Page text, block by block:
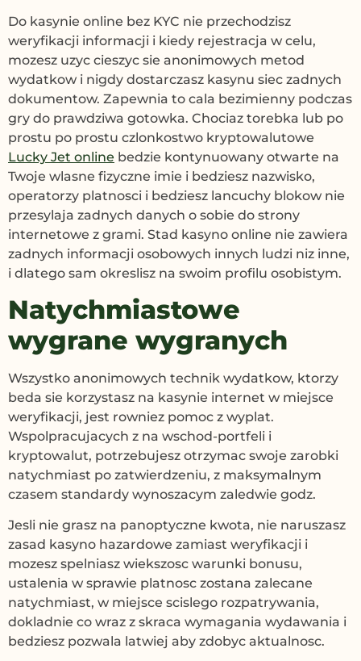
Do kasynie online bez KYC nie przechodzisz
weryfikacji informacji i kiedy rejestracja w celu,
mozesz uzyc cieszyc sie anonimowych metod
wydatkow i nigdy dostarczasz kasynu siec zadnych
dokumentow. Zapewnia to cala bezimienny podczas
gry do prawdziwa gotowka. Chociaz torebka lub po
prostu po prostu czlonkostwo kryptowalutowe
Lucky Jet online bedzie kontynuowany otwarte na
Twoje wlasne fizyczne imie i bedziesz nazwisko,
operatorzy platnosci i bedziesz lancuchy blokow nie
przesylaja zadnych danych o sobie do strony
internetowe z grami. Stad kasyno online nie zawiera
zadnych informacji osobowych innych ludzi niz inne,
i dlatego sam okreslisz na swoim profilu osobistym.
Natychmiastowe
wygrane wygranych
Wszystko anonimowych technik wydatkow, ktorzy
beda sie korzystasz na kasynie internet w miejsce
weryfikacji, jest rowniez pomoc z wyplat.
Wspolpracujacych z na wschod-portfeli i
kryptowalut, potrzebujesz otrzymac swoje zarobki
natychmiast po zatwierdzeniu, z maksymalnym
czasem standardy wynoszacym zaledwie godz.
Jesli nie grasz na panoptyczne kwota, nie naruszasz
zasad kasyno hazardowe zamiast weryfikacji i
mozesz spelniasz wiekszosc warunki bonusu,
ustalenia w sprawie platnosc zostana zalecane
natychmiast, w miejsce scislego rozpatrywania,
dokladnie co wraz z skraca wymagania wydawania i
bedziesz pozwala latwiej aby zdobyc aktualnosc.